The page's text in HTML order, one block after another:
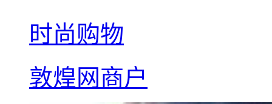
时尚购物
敦煌网商户